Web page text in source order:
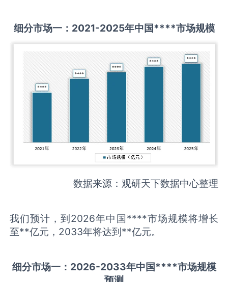
细分市场一： 2021-2025年中国****市场规模
数据来源：观研天下数据中心整理
我们预计，到2026年中国****市场规模将增长
至**亿元，2033年将达到**亿元。
细分市场一： 2026-2033年中国****市场规模